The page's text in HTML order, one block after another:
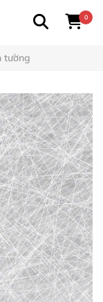
0
tường